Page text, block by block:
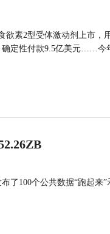
欲素2型受体激动剂上市
定性付款9.5亿美元……今
了100个公共数据“跑起来